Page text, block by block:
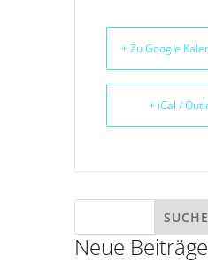
+ Zu Google
+ iCal /
Neue Beiträge